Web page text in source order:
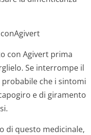
con Agivert prima
Se interrompe il
che i sintomi
e di giramento
di questo medicinale,